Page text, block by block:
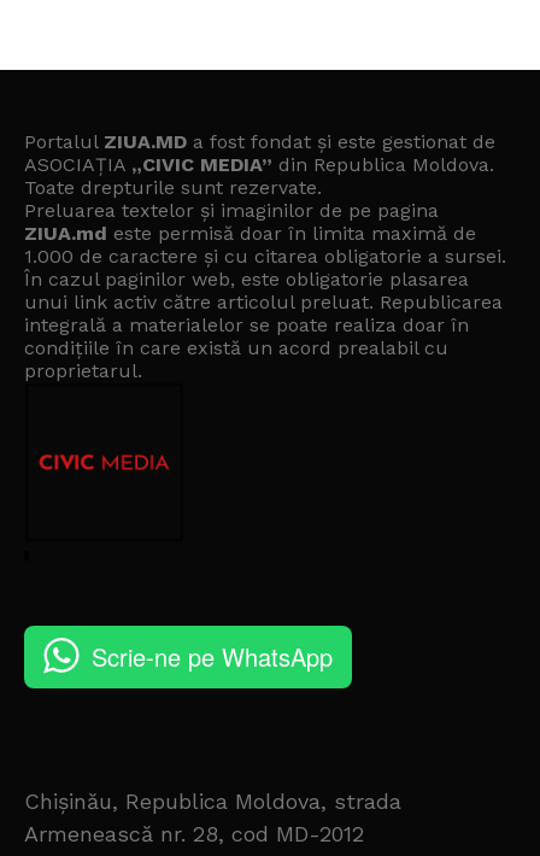
Portalul ZIUA.MD a fost fondat și este gestionat de
ASOCIAȚIA „CIVIC MEDIA” din Republica Moldova.
Toate drepturile sunt rezervate.
Preluarea textelor și imaginilor de pe pagina
ZIUA.md este permisă doar în limita maximă de
1.000 de caractere și cu citarea obligatorie a sursei.
În cazul paginilor web, este obligatorie plasarea
unui link activ către articolul preluat. Republicarea
integrală a materialelor se poate realiza doar în
condițiile în care există un acord prealabil cu
proprietarul.
Scrie-ne pe WhatsApp
Chișinău, Republica Moldova, strada
Armenească nr. 28, cod MD-2012